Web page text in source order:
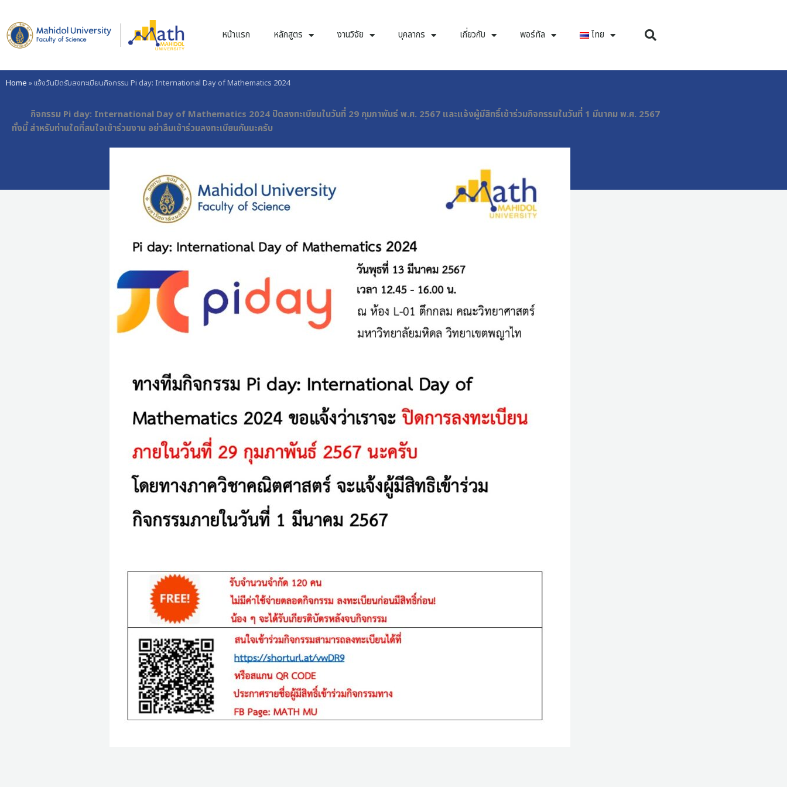
content
หน้าแรก หลักสูตร งานวิจัย บุคลากร เกี่ยวกับ พอร์ทัล ไทย
Home » แจ้งวันปิดรับลงทะเบียนกิจกรรม Pi day: International Day of Mathematics 2024
กิจกรรม Pi day: International Day of Mathematics 2024 ปิดลงทะเบียนในวันที่ 29 กุมภาพันธ์ พ.ศ. 2567 และแจ้งผู้มีสิทธิ์เข้าร่วมกิจกรรมในวันที่ 1 มีนาคม พ.ศ. 2567
ทั้งนี้ สำหรับท่านใดที่สนใจเข้าร่วมงาน อย่าลืมเข้าร่วมลงทะเบียนกันนะครับ